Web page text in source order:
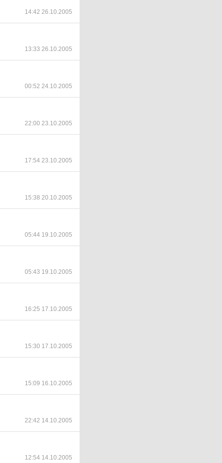
14:42 26.10.2005
13:33 26.10.2005
00:52 24.10.2005
22:00 23.10.2005
17:54 23.10.2005
15:38 20.10.2005
05:44 19.10.2005
05:43 19.10.2005
16:25 17.10.2005
15:30 17.10.2005
15:09 16.10.2005
22:42 14.10.2005
12:54 14.10.2005